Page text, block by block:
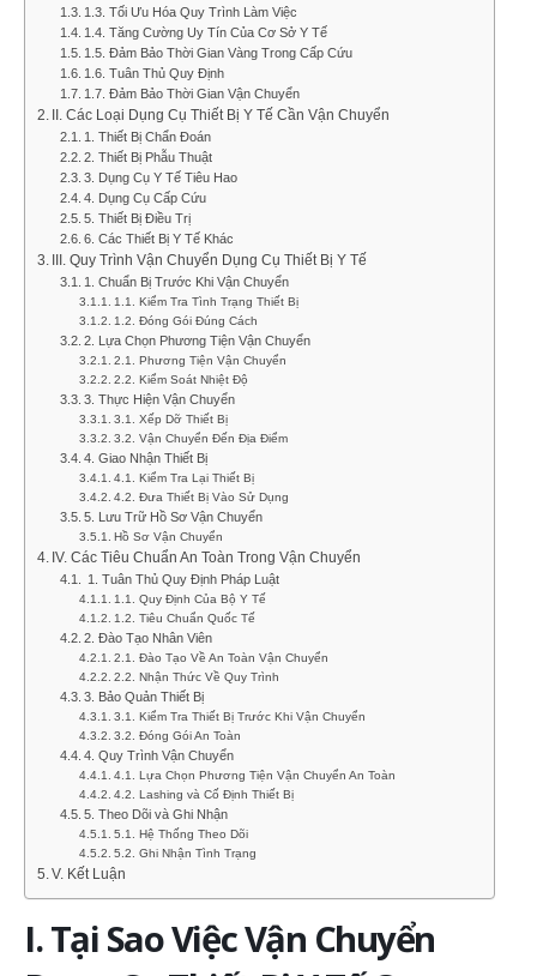
1.3. Tối Ưu Hóa Quy Trình Làm Việc
1.4. Tăng Cường Uy Tín Của Cơ Sở Y Tế
1.5. Đảm Bảo Thời Gian Vàng Trong Cấp Cứu
1.6. Tuân Thủ Quy Định
1.7. Đảm Bảo Thời Gian Vận Chuyển
II. Các Loại Dụng Cụ Thiết Bị Y Tế Cần Vận Chuyển
1. Thiết Bị Chẩn Đoán
2. Thiết Bị Phẫu Thuật
3. Dụng Cụ Y Tế Tiêu Hao
4. Dụng Cụ Cấp Cứu
5. Thiết Bị Điều Trị
6. Các Thiết Bị Y Tế Khác
III. Quy Trình Vận Chuyển Dụng Cụ Thiết Bị Y Tế
1. Chuẩn Bị Trước Khi Vận Chuyển
1.1. Kiểm Tra Tình Trạng Thiết Bị
1.2. Đóng Gói Đúng Cách
2. Lựa Chọn Phương Tiện Vận Chuyển
2.1. Phương Tiện Vận Chuyển
2.2. Kiểm Soát Nhiệt Độ
3. Thực Hiện Vận Chuyển
3.1. Xếp Dỡ Thiết Bị
3.2. Vận Chuyển Đến Địa Điểm
4. Giao Nhận Thiết Bị
4.1. Kiểm Tra Lại Thiết Bị
4.2. Đưa Thiết Bị Vào Sử Dụng
5. Lưu Trữ Hồ Sơ Vận Chuyển
Hồ Sơ Vận Chuyển
IV. Các Tiêu Chuẩn An Toàn Trong Vận Chuyển
1. Tuân Thủ Quy Định Pháp Luật
1.1. Quy Định Của Bộ Y Tế
1.2. Tiêu Chuẩn Quốc Tế
2. Đào Tạo Nhân Viên
2.1. Đào Tạo Về An Toàn Vận Chuyển
2.2. Nhận Thức Về Quy Trình
3. Bảo Quản Thiết Bị
3.1. Kiểm Tra Thiết Bị Trước Khi Vận Chuyển
3.2. Đóng Gói An Toàn
4. Quy Trình Vận Chuyển
4.1. Lựa Chọn Phương Tiện Vận Chuyển An Toàn
4.2. Lashing và Cố Định Thiết Bị
5. Theo Dõi và Ghi Nhận
5.1. Hệ Thống Theo Dõi
5.2. Ghi Nhận Tình Trạng
V. Kết Luận
I. Tại Sao Việc Vận Chuyển